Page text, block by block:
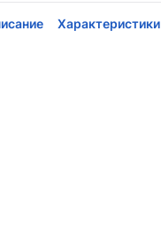
Характеристики